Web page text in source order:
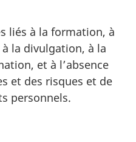
liés à la formation, à
la divulgation, à la
et à l’absence
et des risques et de
personnels.